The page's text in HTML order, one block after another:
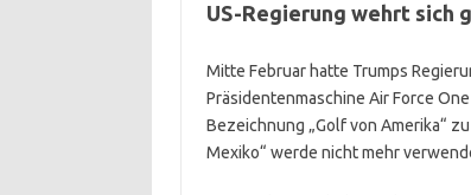
US-Regierung wehrt sich
Mitte Februar hatte Trumps
Präsidentenmaschine Air Force
Bezeichnung „Golf von Amerika“
Mexiko“ werde nicht mehr